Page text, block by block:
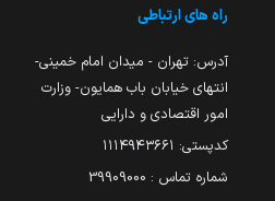
راه های ارتباطی
آدرس: تهران - میدان امام خمینی-
انتهای خیابان باب همایون- وزارت
امور اقتصادی و دارایی
کدپستی: ۱۱۱۴۹۴۳۶۶۱
شماره تماس : 39909000